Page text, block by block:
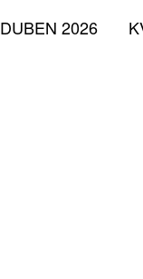
DUBEN 2026